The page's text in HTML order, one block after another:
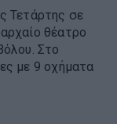
Τετάρτης σε
θέατρο
Στο
με 9 οχήματα